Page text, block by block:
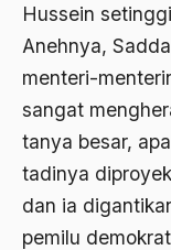
Hussein
Anehnya,
menteri-
sangat
tanya besar,
tadinya
dan ia
pemilu
2007
2005
2004
2003
2002
Abdurrahman
abdurrahman wahid
Abolisi
Aboulhasan Bani
Abu AMrin Ibnu